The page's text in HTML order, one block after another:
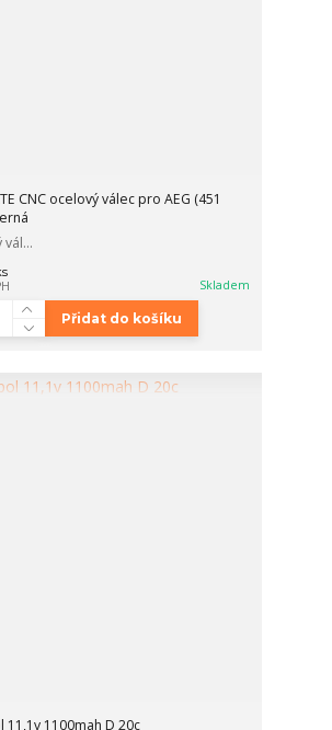
CNC ocelový válec pro AEG (451
vál...
Skladem
Přidat do košíku
1100mah D 20c